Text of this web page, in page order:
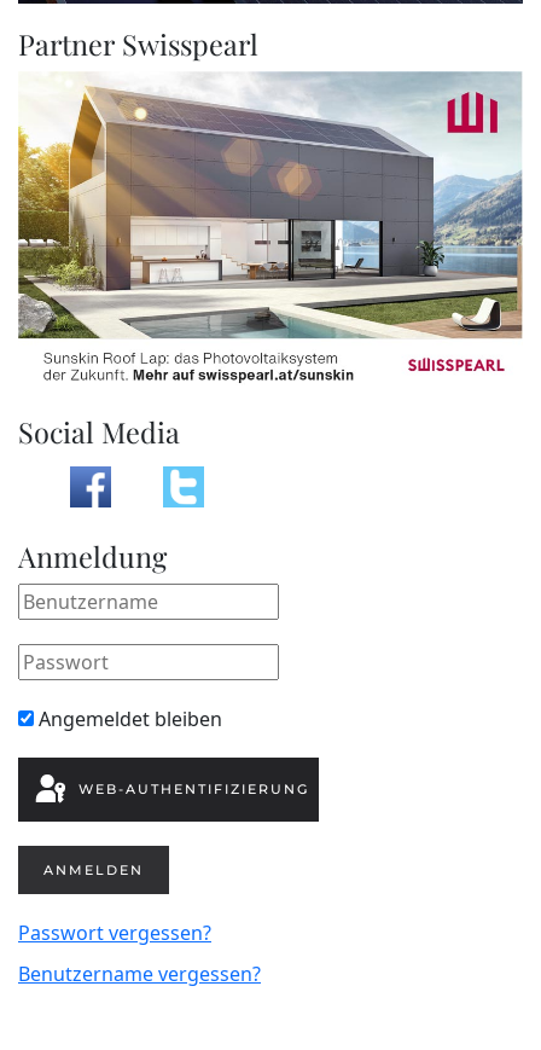
Partner Swisspearl
Social Media
Anmeldung
Angemeldet bleiben
WEB-AUTHENTIFIZIERUNG
ANMELDEN
Passwort vergessen?
Benutzername vergessen?